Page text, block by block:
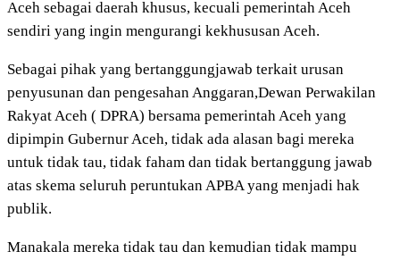
Aceh sebagai daerah khusus, kecuali pemerintah Aceh
sendiri yang ingin mengurangi kekhususan Aceh.
Sebagai pihak yang bertanggungjawab terkait urusan
penyusunan dan pengesahan Anggaran,Dewan Perwakilan
Rakyat Aceh ( DPRA) bersama pemerintah Aceh yang
dipimpin Gubernur Aceh, tidak ada alasan bagi mereka
untuk tidak tau, tidak faham dan tidak bertanggung jawab
atas skema seluruh peruntukan APBA yang menjadi hak
publik.
Manakala mereka tidak tau dan kemudian tidak mampu